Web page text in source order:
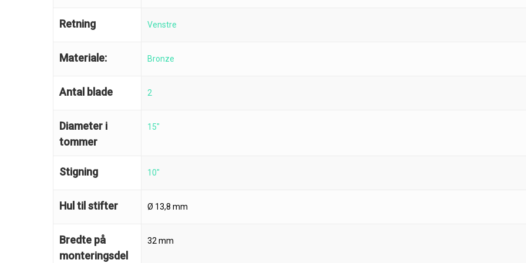
Retning Venstre
Materiale: Bronze
Antal blade 2
Diameter i
tommer
15"
Stigning 10"
Hul til stifter Ø 13,8 mm
Bredte på
monteringsdel
32 mm